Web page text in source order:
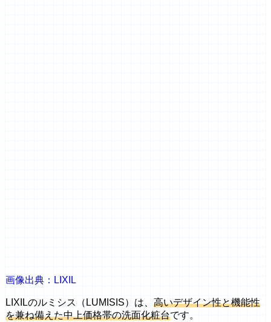
画像出典：LIXIL
LIXILのルミシス（LUMISIS）は、 高いデザイン性と機能性
を兼ね備えた中上価格帯の洗面化粧台です。